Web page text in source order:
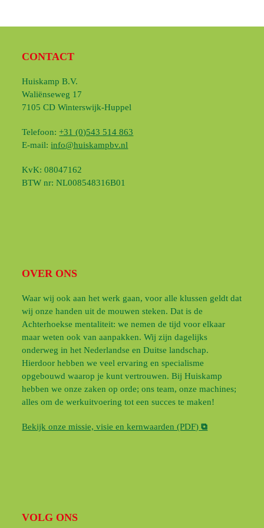
CONTACT
Huiskamp B.V.
Waliënseweg 17
7105 CD Winterswijk-Huppel
Telefoon:+31 (0)543 514 863
E-mail:info@huiskampbv.nl
KvK: 08047162
BTW nr: NL008548316B01
OVER ONS
Waar wij ook aan het werk gaan, voor alle klussen geldt dat
wij onze handen uit de mouwen steken. Dat is de
Achterhoekse mentaliteit: we nemen de tijd voor elkaar
maar weten ook van aanpakken. Wij zijn dagelijks
onderweg in het Nederlandse en Duitse landschap.
Hierdoor hebben we veel ervaring en specialisme
opgebouwd waarop je kunt vertrouwen. Bij Huiskamp
hebben we onze zaken op orde; ons team, onze machines;
alles om de werkuitvoering tot een succes te maken!
Bekijk onze missie, visie en kernwaarden (PDF) ⧉
VOLG ONS